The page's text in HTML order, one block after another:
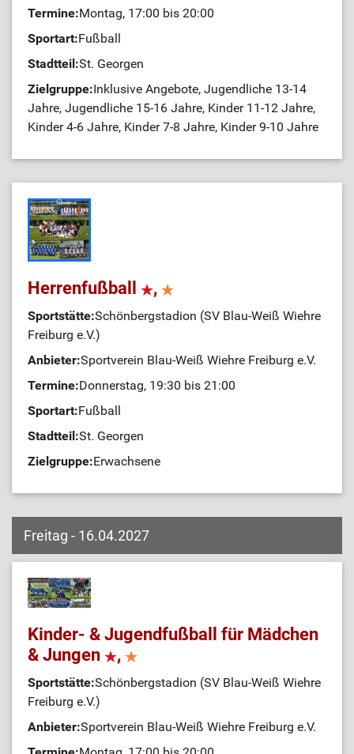
Termine:Montag, 17:00 bis 20:00
Sportart:Fußball
Stadtteil:St. Georgen
Zielgruppe:Inklusive Angebote, Jugendliche 13-14
Jahre, Jugendliche 15-16 Jahre, Kinder 11-12 Jahre,
Kinder 4-6 Jahre, Kinder 7-8 Jahre, Kinder 9-10 Jahre
Herrenfußball ,
Sportstätte:Schönbergstadion (SV Blau-Weiß Wiehre
Freiburg e.V.)
Anbieter:Sportverein Blau-Weiß Wiehre Freiburg e.V.
Termine:Donnerstag, 19:30 bis 21:00
Sportart:Fußball
Stadtteil:St. Georgen
Zielgruppe:Erwachsene
Freitag - 16.04.2027
Kinder- & Jugendfußball für Mädchen
& Jungen
,
Sportstätte:Schönbergstadion (SV Blau-Weiß Wiehre
Freiburg e.V.)
Anbieter:Sportverein Blau-Weiß Wiehre Freiburg e.V.